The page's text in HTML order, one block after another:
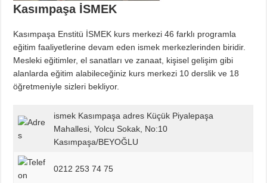
Kasımpaşa İSMEK
Kasımpaşa Enstitü İSMEK kurs merkezi 46 farklı programla
eğitim faaliyetlerine devam eden ismek merkezlerinden biridir.
Mesleki eğitimler, el sanatları ve zanaat, kişisel gelişim gibi
alanlarda eğitim alabileceğiniz kurs merkezi 10 derslik ve 18
öğretmeniyle sizleri bekliyor.
ismek Kasımpaşa adres Küçük Piyalepaşa
Mahallesi, Yolcu Sokak, No:10
Kasımpaşa/BEYOĞLU
0212 253 74 75